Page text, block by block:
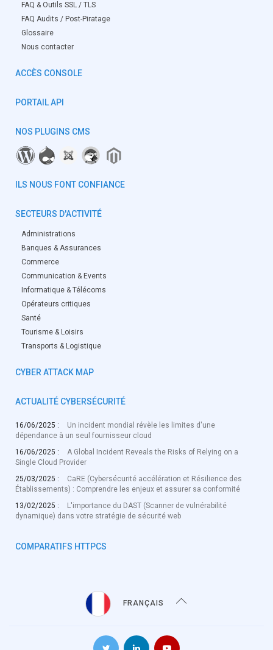
FAQ & Outils SSL / TLS
FAQ Audits / Post-Piratage
Glossaire
Nous contacter
ACCÈS CONSOLE
PORTAIL API
NOS PLUGINS CMS
ILS NOUS FONT CONFIANCE
SECTEURS D'ACTIVITÉ
Administrations
Banques & Assurances
Commerce
Communication & Events
Informatique & Télécoms
Opérateurs critiques
Santé
Tourisme & Loisirs
Transports & Logistique
CYBER ATTACK MAP
ACTUALITÉ CYBERSÉCURITÉ
16/06/2025 :
Un incident mondial révèle les limites d'une
dépendance à un seul fournisseur cloud
16/06/2025 :
A Global Incident Reveals the Risks of Relying on a
Single Cloud Provider
25/03/2025 :
CaRE (Cybersécurité accélération et Résilience des
Établissements) : Comprendre les enjeux et assurer sa conformité
13/02/2025 :
L'importance du DAST (Scanner de vulnérabilité
dynamique) dans votre stratégie de sécurité web
COMPARATIFS HTTPCS
FRANÇAIS